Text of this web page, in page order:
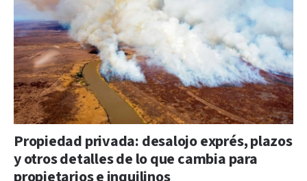
Propiedad privada: desalojo exprés, plazos
y otros detalles de lo que cambia para
propietarios e inquilinos